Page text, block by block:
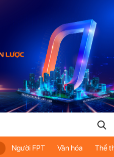
Người FPT Văn hóa Thể